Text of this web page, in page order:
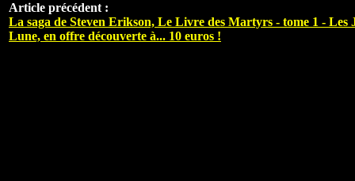
Article précédent :
La saga de Steven Erikson, Le Livre des Martyrs - tome 1 - Les
Lune, en offre découverte à... 10 euros !